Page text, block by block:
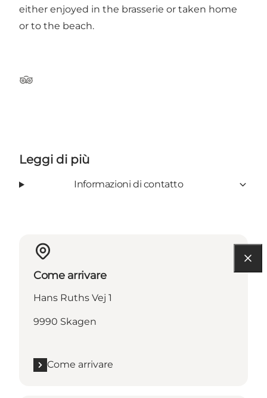
either enjoyed in the brasserie or taken home
or to the beach.
Tripadvisor
Leggi di più
Informazioni di contatto
Come arrivare
Hans Ruths Vej 1
9990 Skagen
Come arrivare